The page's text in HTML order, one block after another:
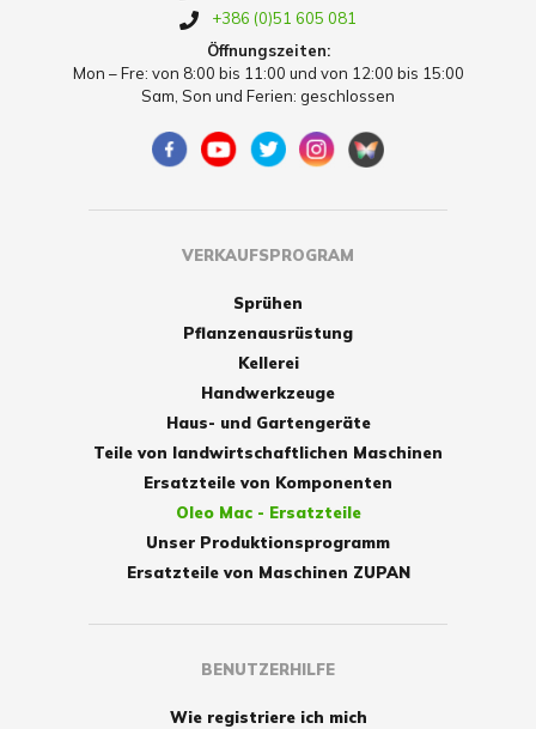
+386 (0)51 605 081
Öffnungszeiten:
Mon – Fre: von 8:00 bis 11:00 und von 12:00 bis 15:00
Sam, Son und Ferien: geschlossen
VERKAUFSPROGRAM
Sprühen
Pflanzenausrüstung
Kellerei
Handwerkzeuge
Haus- und Gartengeräte
Teile von landwirtschaftlichen Maschinen
Ersatzteile von Komponenten
Oleo Mac - Ersatzteile
Unser Produktionsprogramm
Ersatzteile von Maschinen ZUPAN
BENUTZERHILFE
Wie registriere ich mich